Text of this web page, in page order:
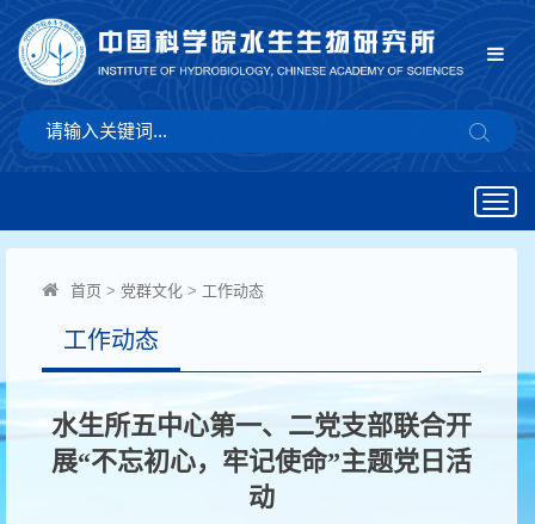
首页 > 党群文化 > 工作动态
工作动态
水生所五中心第一、二党支部联合开
展“不忘初心，牢记使命”主题党日活
动